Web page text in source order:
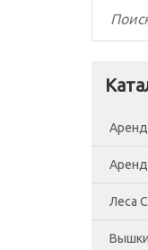
Леса